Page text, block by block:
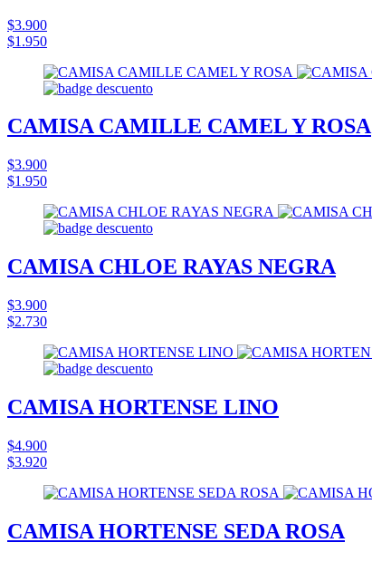
$3.900
$1.950
CAMISA CAMILLE CAMEL Y ROSA
$3.900
$1.950
CAMISA CHLOE RAYAS NEGRA
$3.900
$2.730
CAMISA HORTENSE LINO
$4.900
$3.920
CAMISA HORTENSE SEDA ROSA